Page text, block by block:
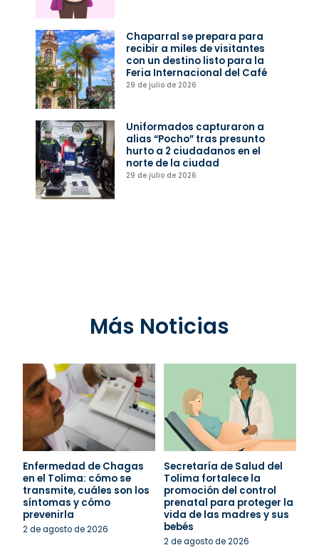
Chaparral se prepara para
recibir a miles de visitantes
con un destino listo para la
Feria Internacional del Café
29 de julio de 2026
Uniformados capturaron a
alias “Pocho” tras presunto
hurto a 2 ciudadanos en el
norte de la ciudad
29 de julio de 2026
Más Noticias
Enfermedad de Chagas
en el Tolima: cómo se
transmite, cuáles son los
síntomas y cómo
prevenirla
2 de agosto de 2026
Secretaría de Salud del
Tolima fortalece la
promoción del control
prenatal para proteger la
vida de las madres y sus
bebés
2 de agosto de 2026